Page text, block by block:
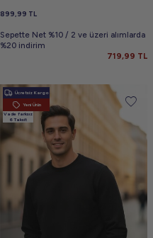
899,99 TL
Sepette Net %10 / 2 ve üzeri alımlarda
%20 indirim
719,99 TL
Ücretsiz Kargo
Yeni Ürün
Vade farksız
6 Taksit